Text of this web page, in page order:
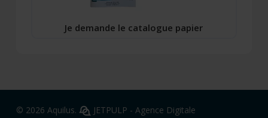
Je demande le catalogue papier
© 2026 Aquilus. JETPULP - Agence Digitale